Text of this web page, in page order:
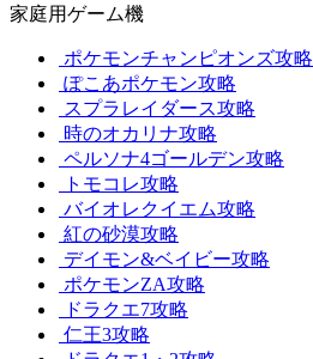
家庭用ゲーム機
ポケモンチャンピオンズ攻略
ぽこあポケモン攻略
スプラレイダース攻略
時のオカリナ攻略
ペルソナ4ゴールデン攻略
トモコレ攻略
バイオレクイエム攻略
紅の砂漠攻略
デイモン&ベイビー攻略
ポケモンZA攻略
ドラクエ7攻略
仁王3攻略